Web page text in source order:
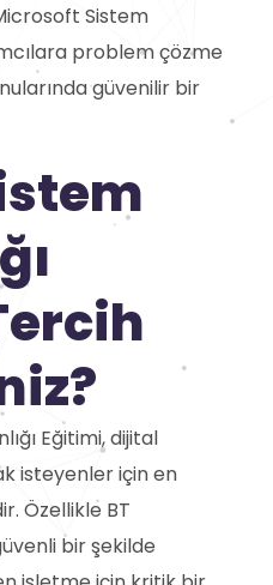
Sistem
problem çözme
güvenilir bir
Eğitimi, dijital
isteyenler için en
Özellikle BT
bir şekilde